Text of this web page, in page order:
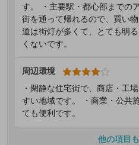
す。 ・主要駅・都心部までの
街を通って帰れるので、買い
道は街灯が多くて、とても明
くないです。
周辺環境
・閑静な住宅街で、商店・工
すい地域です。 ・商業・公共
ても便利です。
他の項目